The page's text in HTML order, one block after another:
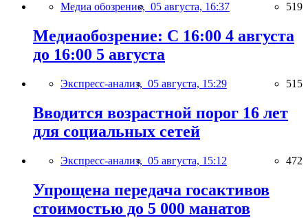
Медиа обозрение, 05 августа, 16:37 519
Медиаобозрение: С 16:00 4 августа
до 16:00 5 августа
Экспресс-анализ, 05 августа, 15:29 515
Вводится возрастной порог 16 лет
для социальных сетей
Экспресс-анализ, 05 августа, 15:12 472
Упрощена передача госактивов
стоимостью до 5 000 манатов